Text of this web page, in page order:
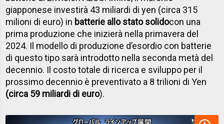
giapponese investirà 43 miliardi di yen (circa 315
milioni di euro) in batterie allo stato solidocon una
prima produzione che inizierà nella primavera del
2024. Il modello di produzione d’esordio con batterie
di questo tipo sarà introdotto nella seconda metà del
decennio. Il costo totale di ricerca e sviluppo per il
prossimo decennio è preventivato a 8 trilioni di Yen
(circa 59 miliardi di euro).